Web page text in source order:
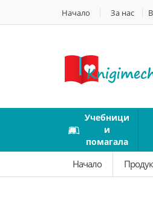
Начало За нас
Учебници
и
помагала
Начало